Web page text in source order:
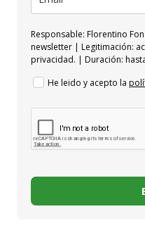
Responsable: Florentino
newsletter | Legitimación:
privacidad. | Duración:
He leido y acepto la